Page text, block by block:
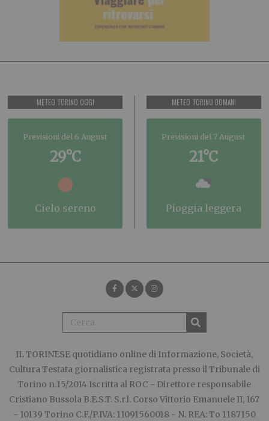
METEO TORINO OGGI
Previsioni del 6 August
29°C
cielo sereno
METEO TORINO DOMANI
Previsioni del 7 August
21°C
pioggia leggera
IL TORINESE quotidiano online di Informazione, Società,
Cultura Testata giornalistica registrata presso il Tribunale di
Torino n.15/2014 Iscritta al ROC - Direttore responsabile
Cristiano Bussola B.E.S.T. S.r.l. Corso Vittorio Emanuele II, 167
- 10139 Torino C.F./P.IVA: 11091560018 - N. REA: To 1187150